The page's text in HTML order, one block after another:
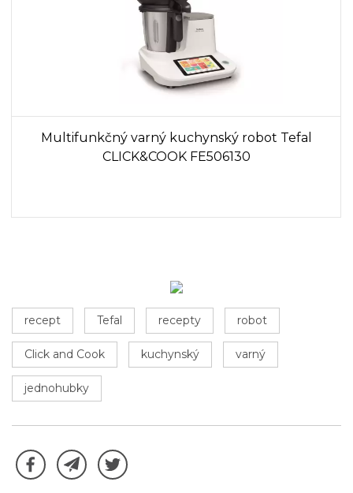
Multifunkčný varný kuchynský robot Tefal
CLICK&COOK FE506130
recept Tefal recepty robot
Click and Cook kuchynský varný
jednohubky